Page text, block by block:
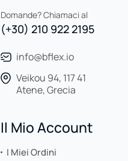
Domande? Chiamaci al
(+30) 210 922 2195
info@bflex.io
Veikou 94, 117 41
Atene, Grecia
Il Mio Account
I Miei Ordini